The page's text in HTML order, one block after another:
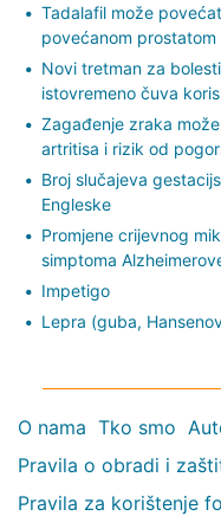
Tadalafil može
povećanom prostatom
Novi tretman za
istovremeno čuva
Zagađenje zraka
artritisa i rizik od
Broj slučajeva
Engleske
Promjene crijevnog
simptoma
Impetigo
Lepra (guba,
O nama Tko smo
Pravila o obradi i
Pravila za korištenje